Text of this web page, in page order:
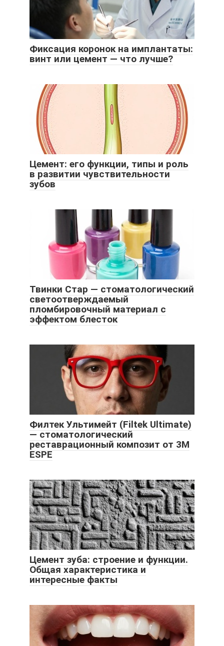
Фиксация коронок на имплантаты:
винт или цемент — что лучше?
Цемент: его функции, типы и роль
в развитии чувствительности
зубов
Твинки Стар — стоматологический
светоотверждаемый
пломбировочный материал с
эффектом блесток
Филтек Ультимейт (Filtek Ultimate)
— стоматологический
реставрационный композит от 3M
ESPE
Цемент зуба: строение и функции.
Общая характеристика и
интересные факты